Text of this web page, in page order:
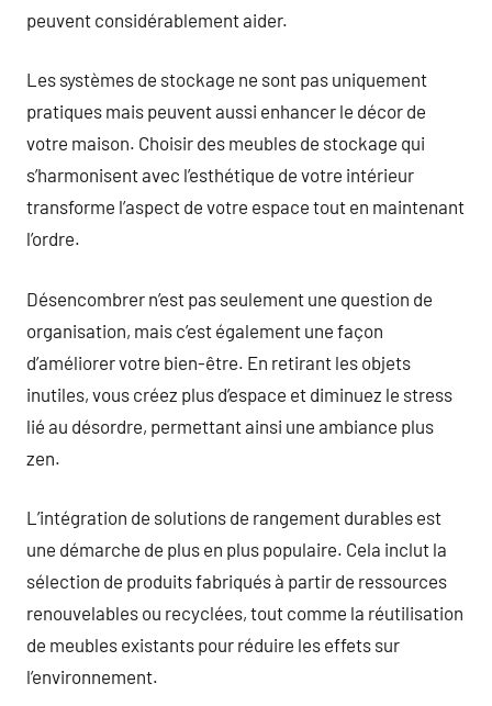
peuvent considérablement aider.
Les systèmes de stockage ne sont pas uniquement
pratiques mais peuvent aussi enhancer le décor de
votre maison. Choisir des meubles de stockage qui
s’harmonisent avec l’esthétique de votre intérieur
transforme l’aspect de votre espace tout en maintenant
l’ordre.
Désencombrer n’est pas seulement une question de
organisation, mais c’est également une façon
d’améliorer votre bien-être. En retirant les objets
inutiles, vous créez plus d’espace et diminuez le stress
lié au désordre, permettant ainsi une ambiance plus
zen.
L’intégration de solutions de rangement durables est
une démarche de plus en plus populaire. Cela inclut la
sélection de produits fabriqués à partir de ressources
renouvelables ou recyclées, tout comme la réutilisation
de meubles existants pour réduire les effets sur
l’environnement.